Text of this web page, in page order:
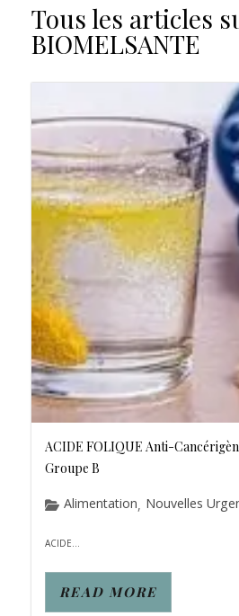
Tous les articles
BIOMELSANTE
ACIDE FOLIQUE Anti-
Groupe B
Alimentation, Nouvelles
ACIDE...
READ MORE